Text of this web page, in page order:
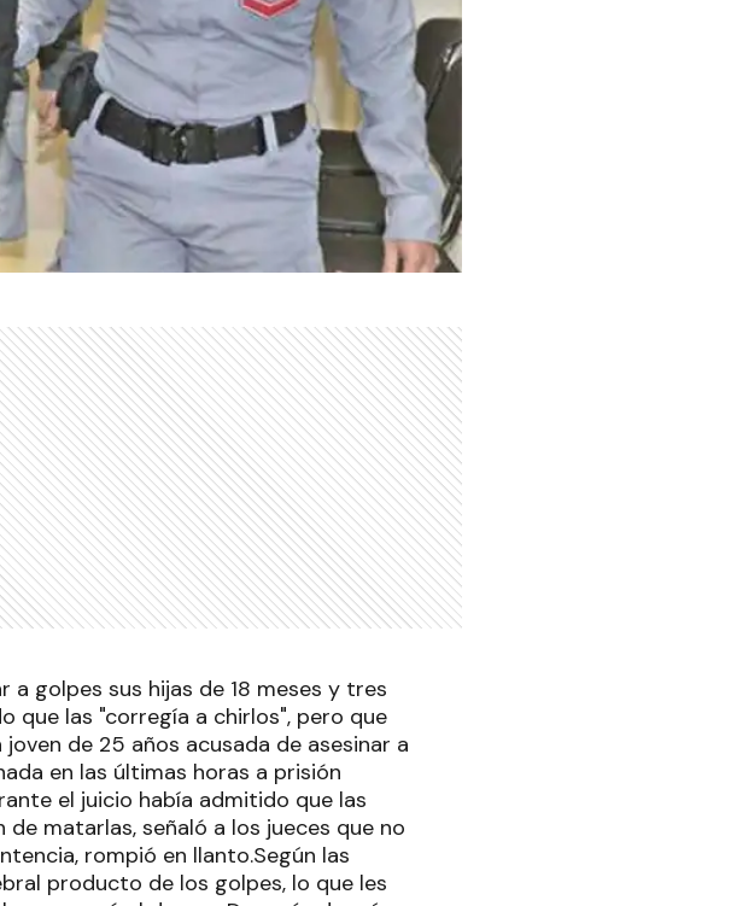
a golpes sus hijas de 18 meses y tres
que las "corregía a chirlos", pero que
de 25 años acusada de asesinar a
en las últimas horas a prisión
el juicio había admitido que las
matarlas, señaló a los jueces que no
rompió en llanto.Según las
producto de los golpes, lo que les